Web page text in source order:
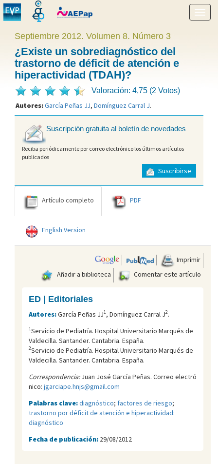
menú
Septiembre 2012. Volumen 8. Número 3
¿Existe un sobrediagnóstico del
trastorno de déficit de atención e
hiperactividad (TDAH)?
Valoración: 4,75 (2 Votos)
Autores:García Peñas JJ, Domínguez Carral J.
Suscripción gratuita al boletín de novedades
Reciba periódicamente por correo electrónico los últimos artículos
publicados
Suscribirse
Artículo completo PDF
English Version
Imprimir
Añadir a biblioteca
Comentar este artículo
ED | Editoriales
Autores:García Peñas JJ1, Domínguez Carral J2.
1Servicio de Pediatría. Hospital Universitario Marqués de
Valdecilla. Santander. Cantabria. España.
2Servicio de Pediatría. Hospital Universitario Marqués de
Valdecilla. Santander. Cantabria. España.
Correspondencia:Juan José García Peñas. Correo electró
nico: jgarciape.hnjs@gmail.com
Palabras clave:diagnóstico; factores de riesgo;
trastorno por déficit de atención e hiperactividad:
diagnóstico
Fecha de publicación: 29/08/2012